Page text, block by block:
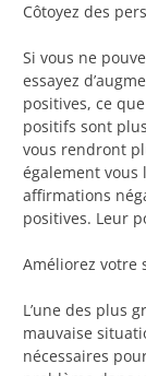
Côtoyez des
Si vous ne
essayez
positives, ce
positifs sont
vous rendront
également
affirmations
positives. Leur
Améliorez votre
L’une des plus
mauvaise
nécessaires